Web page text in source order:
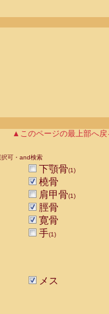
▲このページの最上部へ戻
可・and検索
下顎骨(1)
橈骨
肩甲骨(1)
脛骨
寛骨
手(1)
メス